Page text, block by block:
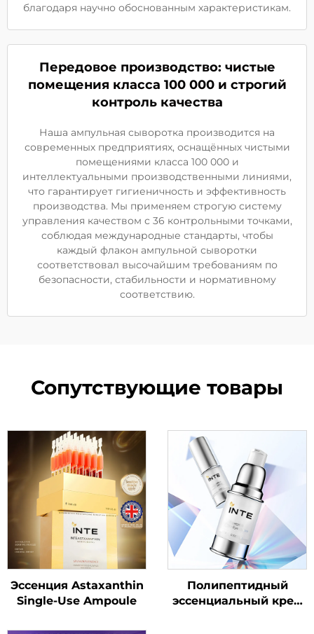
благодаря научно обоснованным характеристикам.
Передовое производство: чистые
помещения класса 100 000 и строгий
контроль качества
Наша ампульная сыворотка производится на
современных предприятиях, оснащённых чистыми
помещениями класса 100 000 и
интеллектуальными производственными линиями,
что гарантирует гигиеничность и эффективность
производства. Мы применяем строгую систему
управления качеством с 36 контрольными точками,
соблюдая международные стандарты, чтобы
каждый флакон ампульной сыворотки
соответствовал высочайшим требованиям по
безопасности, стабильности и нормативному
соответствию.
Сопутствующие товары
Эссенция Astaxanthin
Single-Use Ampoule
Полипептидный
эссенциальный крем